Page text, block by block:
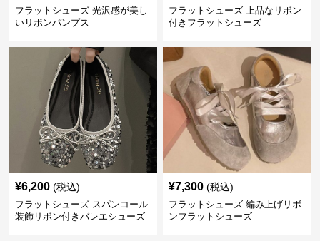
フラットシューズ 光沢感が美し
いリボンパンプス
フラットシューズ 上品なリボン
付きフラットシューズ
¥6,200 (税込)
フラットシューズ スパンコール
装飾リボン付きバレエシューズ
¥7,300 (税込)
フラットシューズ 編み上げリボ
ンフラットシューズ